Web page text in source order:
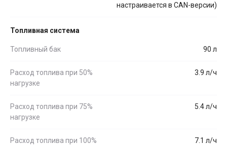
настраивается в CAN-версии)
Топливная система
Топливный бак 90 л
Расход топлива при 50%
нагрузке
3.9 л/ч
Расход топлива при 75%
нагрузке
5.4 л/ч
Расход топлива при 100%
7.1 л/ч